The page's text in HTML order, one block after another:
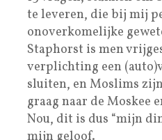
te leveren, die bij mij
onoverkomelijke
Staphorst is men
verplichting een
sluiten, en Moslims
graag naar de Moskee
Nou, dit is dus “mijn